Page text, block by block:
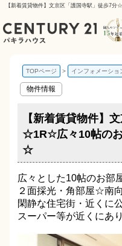
【新着賃貸物件】文京区「護国寺駅」徒歩7
TOPページ インフォメーショ
物件情報
【新着賃貸物件】
☆1R☆広々10帖の
☆
広々とした10帖のお部
２面採光・角部屋☆南
閑静な住宅街・近くに
スーパー等が近くにあ